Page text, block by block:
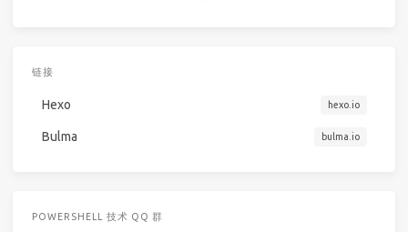
链接
Hexo hexo.io
Bulma bulma.io
POWERSHELL 技术 QQ 群